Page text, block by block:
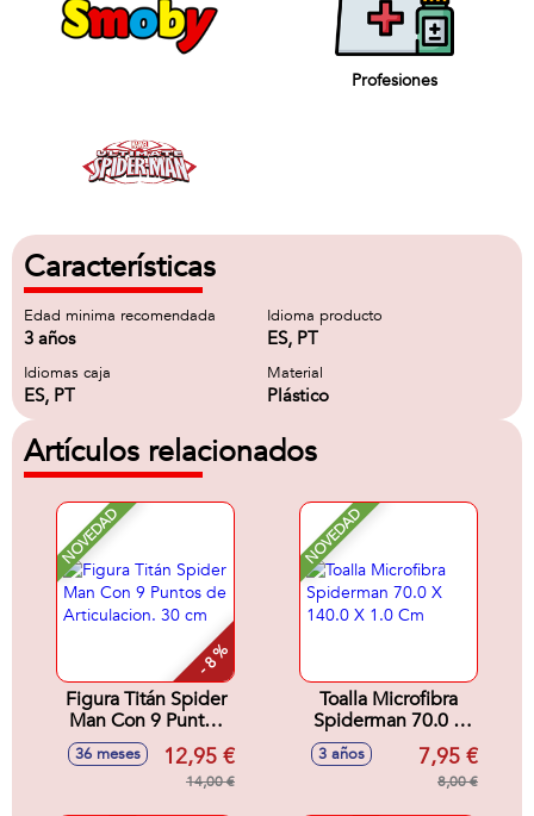
Profesiones
Características
Edad minima recomendada
3 años
Idioma producto
ES, PT
Idiomas caja
ES, PT
Material
Plástico
Artículos relacionados
NOVEDAD
- 8 %
Figura Titán Spider
Man Con 9 Puntos
de Articulacion. 30
cm
36 meses 12,95 €
14,00 €
NOVEDAD
Toalla Microfibra
Spiderman 70.0 X
140.0 X 1.0 Cm
3 años 7,95 €
8,00 €